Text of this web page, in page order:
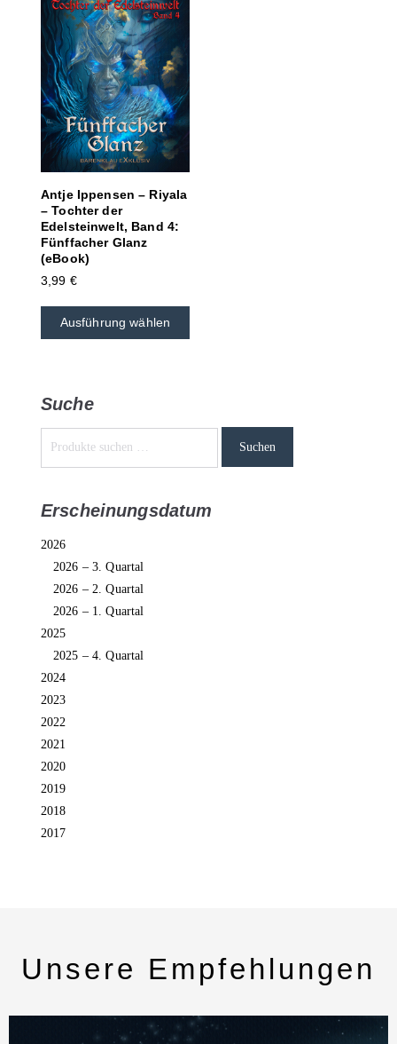
Antje Ippensen – Riyala
– Tochter der
Edelsteinwelt, Band 4:
Fünffacher Glanz
(eBook)
3,99 €
Ausführung wählen
Suche
Suchen
Erscheinungsdatum
2026
2026 – 3. Quartal
2026 – 2. Quartal
2026 – 1. Quartal
2025
2025 – 4. Quartal
2024
2023
2022
2021
2020
2019
2018
2017
Unsere Empfehlungen